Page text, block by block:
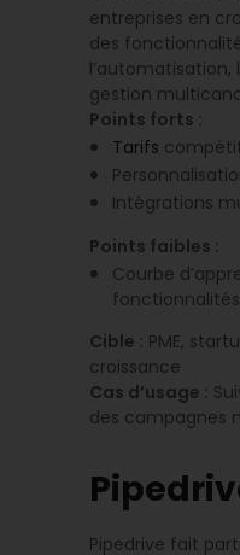
entreprises en
des
l’automatisation,
gestion
Points forts :
Tarifs
Intégrations
Points faibles :
Courbe
Cible : PME,
croissance
Cas d’usage :
des campagnes
Pipedrive fait